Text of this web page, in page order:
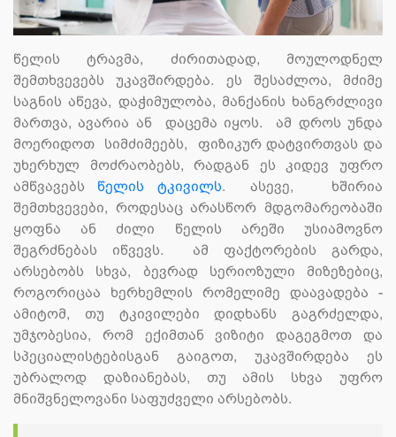
წელის ტრავმა, ძირითადად, მოულოდნელ
შემთხვევებს უკავშირდება. ეს შესაძლოა, მძიმე
საგნის აწევა, დაჭიმულობა, მანქანის ხანგრძლივი
მართვა, ავარია ან დაცემა იყოს. ამ დროს უნდა
მოერიდოთ სიმძიმეებს, ფიზიკურ დატვირთვას და
უხერხულ მოძრაობებს, რადგან ეს კიდევ უფრო
ამწვავებს წელის ტკივილს. ასევე, ხშირია
შემთხვევები, როდესაც არასწორ მდგომარეობაში
ყოფნა ან ძილი წელის არეში უსიამოვნო
შეგრძნებას იწვევს. ამ ფაქტორების გარდა,
არსებობს სხვა, ბევრად სერიოზული მიზეზებიც,
როგორიცაა ხერხემლის რომელიმე დაავადება -
ამიტომ, თუ ტკივილები დიდხანს გაგრძელდა,
უმჯობესია, რომ ექიმთან ვიზიტი დაგეგმოთ და
სპეციალისტებისგან გაიგოთ, უკავშირდება ეს
უბრალოდ დაზიანებას, თუ ამის სხვა უფრო
მნიშვნელოვანი საფუძველი არსებობს.